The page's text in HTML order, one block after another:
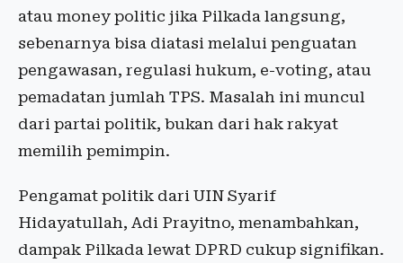
atau money politic jika Pilkada langsung,
sebenarnya bisa diatasi melalui penguatan
pengawasan, regulasi hukum, e-voting, atau
pemadatan jumlah TPS. Masalah ini muncul
dari partai politik, bukan dari hak rakyat
memilih pemimpin.
Pengamat politik dari UIN Syarif
Hidayatullah, Adi Prayitno, menambahkan,
dampak Pilkada lewat DPRD cukup signifikan.